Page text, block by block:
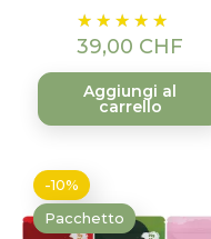
Prezzo
39,00 CHF
Aggiungi al
carrello
-10%
Pacchetto